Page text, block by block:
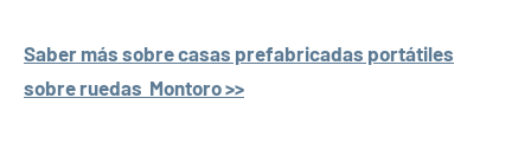
Saber más sobre casas prefabricadas portátiles
sobre ruedas Montoro >>